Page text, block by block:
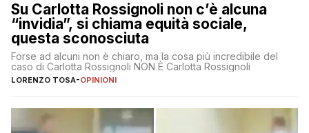
Su Carlotta Rossignoli non c’è alcuna
“invidia”, si chiama equità sociale,
questa sconosciuta
Forse ad alcuni non è chiaro, ma la cosa più incredibile del
caso di Carlotta Rossignoli NON È Carlotta Rossignoli
LORENZO TOSA-OPINIONI